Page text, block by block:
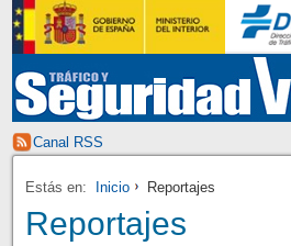
Canal RSS
Estás en: Inicio Reportajes
Reportajes